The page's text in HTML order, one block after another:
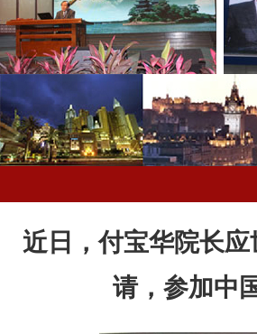
近日，付宝华院长
请，参加中